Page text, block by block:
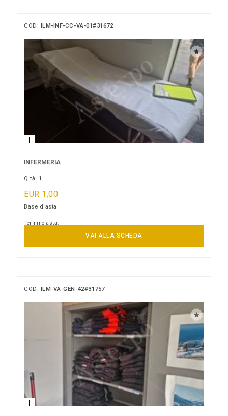
COD: ILM-INF-CC-VA-01#31672
INFERMERIA
Q.tà:1
EUR 1,00
Base d'asta
Termine asta:
VAI ALLA SCHEDA
COD: ILM-VA-GEN-42#31757